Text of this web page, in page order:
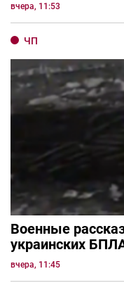
вчера, 11:53
ЧП
Военные
украинских
вчера, 11:45